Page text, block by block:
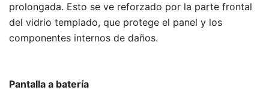
prolongada. Esto se ve reforzado por la parte frontal
del vidrio templado, que protege el panel y los
componentes internos de daños.
Pantalla a batería